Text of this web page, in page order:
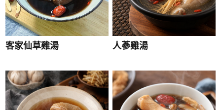
客家仙草雞湯 人蔘雞湯